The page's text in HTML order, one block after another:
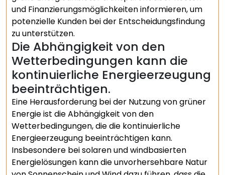
und Finanzierungsmöglichkeiten informieren, um
potenzielle Kunden bei der Entscheidungsfindung
zu unterstützen.
Die Abhängigkeit von den
Wetterbedingungen kann die
kontinuierliche Energieerzeugung
beeinträchtigen.
Eine Herausforderung bei der Nutzung von grüner
Energie ist die Abhängigkeit von den
Wetterbedingungen, die die kontinuierliche
Energieerzeugung beeinträchtigen kann.
Insbesondere bei solaren und windbasierten
Energielösungen kann die unvorhersehbare Natur